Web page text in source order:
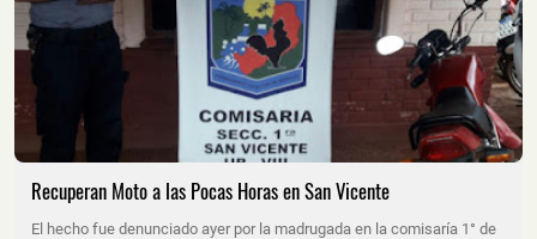
Recuperan Moto a las Pocas Horas en San Vicente
El hecho fue denunciado ayer por la madrugada en la comisaría 1° de